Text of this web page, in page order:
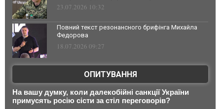
23.07.2026 10:32
Повний текст резонансного брифінга Михайла
Федорова
18.07.2026 09:27
ОПИТУВАННЯ
На вашу думку, коли далекобійні санкції України
примусять росію сісти за стіл переговорів?